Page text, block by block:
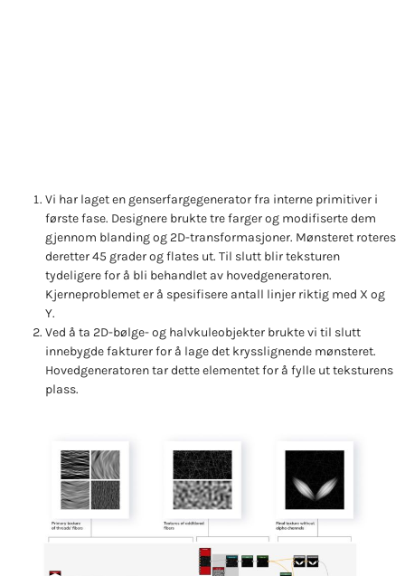
Vi har laget en genserfargegenerator fra interne primitiver i
første fase. Designere brukte tre farger og modifiserte dem
gjennom blanding og 2D-transformasjoner. Mønsteret roteres
deretter 45 grader og flates ut. Til slutt blir teksturen
tydeligere for å bli behandlet av hovedgeneratoren.
Kjerneproblemet er å spesifisere antall linjer riktig med X og
Y.
Ved å ta 2D-bølge- og halvkuleobjekter brukte vi til slutt
innebygde fakturer for å lage det krysslignende mønsteret.
Hovedgeneratoren tar dette elementet for å fylle ut teksturens
plass.